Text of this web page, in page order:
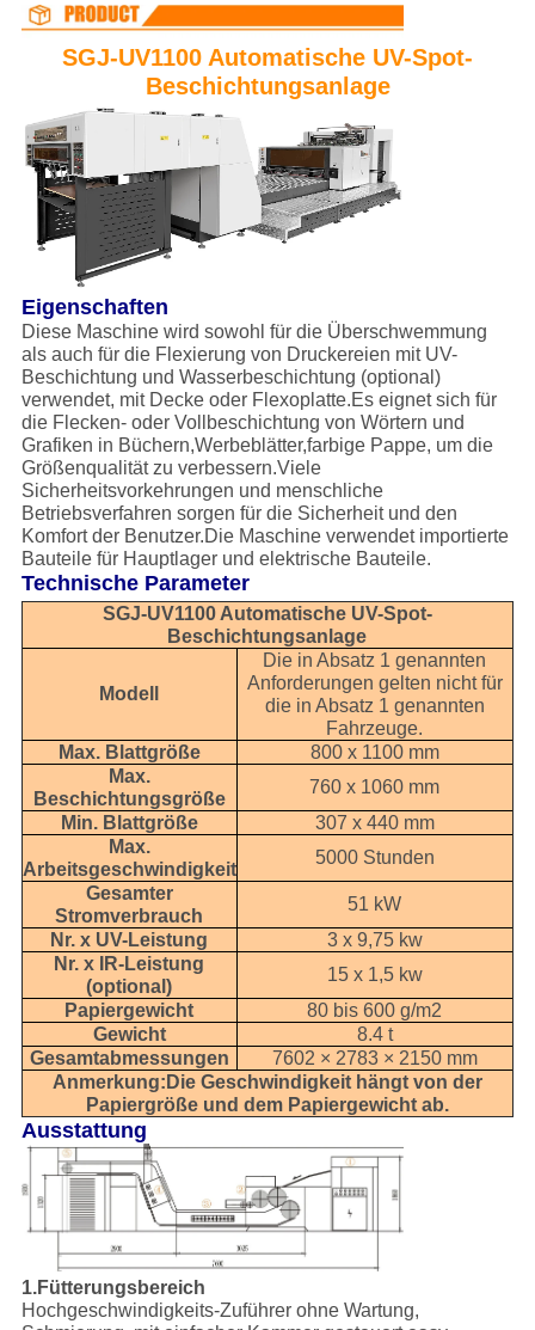
SGJ-UV1100 Automatische UV-Spot-
Beschichtungsanlage
Eigenschaften
Diese Maschine wird sowohl für die Überschwemmung
als auch für die Flexierung von Druckereien mit UV-
Beschichtung und Wasserbeschichtung (optional)
verwendet, mit Decke oder Flexoplatte.Es eignet sich für
die Flecken- oder Vollbeschichtung von Wörtern und
Grafiken in Büchern,Werbeblätter,farbige Pappe, um die
Größenqualität zu verbessern.Viele
Sicherheitsvorkehrungen und menschliche
Betriebsverfahren sorgen für die Sicherheit und den
Komfort der Benutzer.Die Maschine verwendet importierte
Bauteile für Hauptlager und elektrische Bauteile.
Technische Parameter
SGJ-UV1100 Automatische UV-Spot-
Beschichtungsanlage
Modell
Die in Absatz 1 genannten
Anforderungen gelten nicht für
die in Absatz 1 genannten
Fahrzeuge.
Max. Blattgröße
800 x 1100 mm
Max.
Beschichtungsgröße
760 x 1060 mm
Min. Blattgröße
307 x 440 mm
Max.
Arbeitsgeschwindigkeit
5000 Stunden
Gesamter
Stromverbrauch
51 kW
Nr. x UV-Leistung
3 x 9,75 kw
Nr. x IR-Leistung
(optional)
15 x 1,5 kw
Papiergewicht
80 bis 600 g/m2
Gewicht
8.4 t
Gesamtabmessungen
7602 × 2783 × 2150 mm
Anmerkung:Die Geschwindigkeit hängt von der
Papiergröße und dem Papiergewicht ab.
Ausstattung
1.Fütterungsbereich
Hochgeschwindigkeits-Zuführer ohne Wartung,